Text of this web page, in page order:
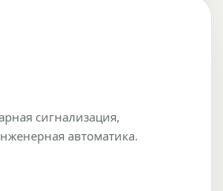
сигнализация,
автоматика.